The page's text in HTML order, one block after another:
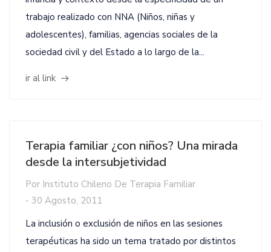
trabajo realizado con NNA (Niños, niñas y
adolescentes), familias, agencias sociales de la
sociedad civil y del Estado a lo largo de la...
ir al link
Terapia familiar ¿con niños? Una mirada
desde la intersubjetividad
Por Instituto Chileno De Terapia Familiar
- 30 Agosto, 2011
La inclusión o exclusión de niños en las sesiones
terapéuticas ha sido un tema tratado por distintos